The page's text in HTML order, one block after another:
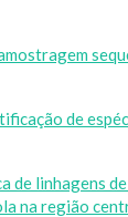
de
linhagens
na região